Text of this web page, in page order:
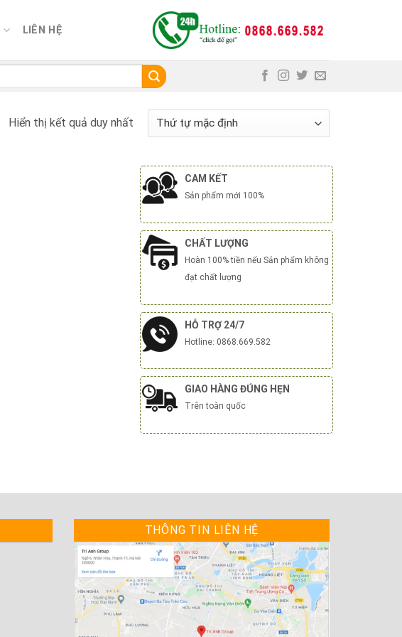
LIÊN HỆ
Hiển thị kết quả duy nhất
CAM KẾT
Sản phẩm mới 100%
CHẤT LƯỢNG
Hoàn 100% tiền nếu Sản phẩm không
đạt chất lượng
HỖ TRỢ 24/7
Hotline: 0868.669.582
GIAO HÀNG ĐÚNG HẸN
Trên toàn quốc
THÔNG TIN LIÊN HỆ